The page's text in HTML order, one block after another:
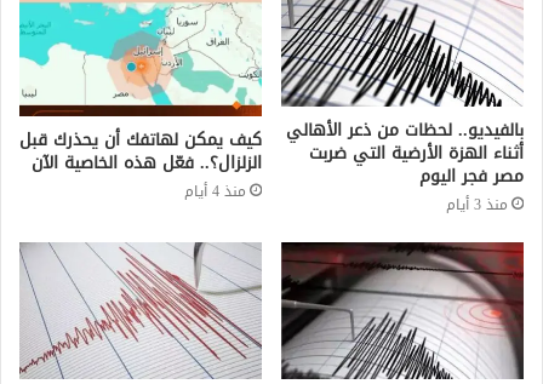
بالفيديو.. لحظات من ذعر الأهالي
أثناء الهزة الأرضية التي ضربت
مصر فجر اليوم
منذ 3 أيام
كيف يمكن لهاتفك أن يحذرك قبل
الزلزال؟.. فعّل هذه الخاصية الآن
منذ 4 أيام